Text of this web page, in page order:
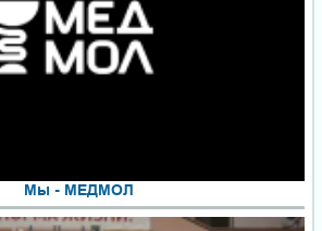
Мы - МЕДМОЛ